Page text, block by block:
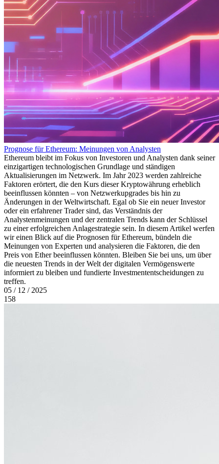
Prognose für Ethereum: Meinungen von Analysten
Ethereum bleibt im Fokus von Investoren und Analysten dank seiner
einzigartigen technologischen Grundlage und ständigen
Aktualisierungen im Netzwerk. Im Jahr 2023 werden zahlreiche
Faktoren erörtert, die den Kurs dieser Kryptowährung erheblich
beeinflussen könnten – von Netzwerkupgrades bis hin zu
Änderungen in der Weltwirtschaft. Egal ob Sie ein neuer Investor
oder ein erfahrener Trader sind, das Verständnis der
Analystenmeinungen und der zentralen Trends kann der Schlüssel
zu einer erfolgreichen Anlagestrategie sein. In diesem Artikel werfen
wir einen Blick auf die Prognosen für Ethereum, bündeln die
Meinungen von Experten und analysieren die Faktoren, die den
Preis von Ether beeinflussen könnten. Bleiben Sie bei uns, um über
die neuesten Trends in der Welt der digitalen Vermögenswerte
informiert zu bleiben und fundierte Investmententscheidungen zu
treffen.
05 / 12 / 2025
158